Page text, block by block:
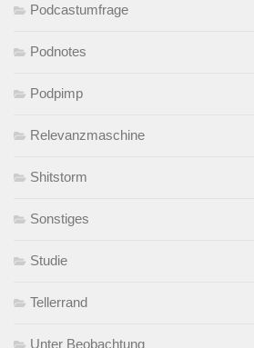
Podcastumfrage
Podnotes
Podpimp
Relevanzmaschine
Shitstorm
Sonstiges
Studie
Tellerrand
Unter Beobachtung